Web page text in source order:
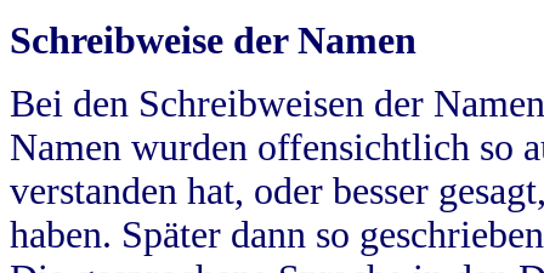
Schreibweise der Namen
Bei den Schreibweisen der
Namen wurden offensichtlich so
verstanden hat, oder besser
haben. Später dann so